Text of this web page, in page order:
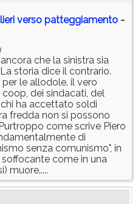
verso patteggiamento -
che la sinistra sia
storia dice il contrario.
le allodole. il vero
dei sindacati, del
ha accettato soldi
fredda non si possono
come scrive Piero
di
senza comunismo", in
come in una
muore.....